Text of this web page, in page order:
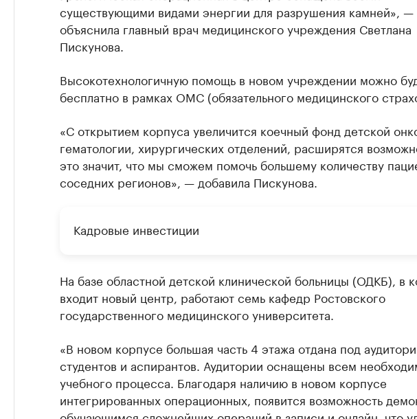
существующими видами энергии для разрушения камней», —
объяснила главный врач медицинского учреждения Светлана
Пискунова.
Высокотехнологичную помощь в новом учреждении можно
бесплатно в рамках ОМС (обязательного медицинского
«С открытием корпуса увеличится коечный фонд детской
гематологии, хирургических отделений, расширятся
это значит, что мы сможем помочь большему количеству
соседних регионов», — добавила Пискунова.
Кадровые инвестиции
На базе областной детской клинической больницы (ОДКБ), в
входит новый центр, работают семь кафедр Ростовского
государственного медицинского университета.
«В новом корпусе большая часть 4 этажа отдана под
студентов и аспирантов. Аудитории оснащены всем
учебного процесса. Благодаря наличию в новом корпусе
интегрированных операционных, появится возможность